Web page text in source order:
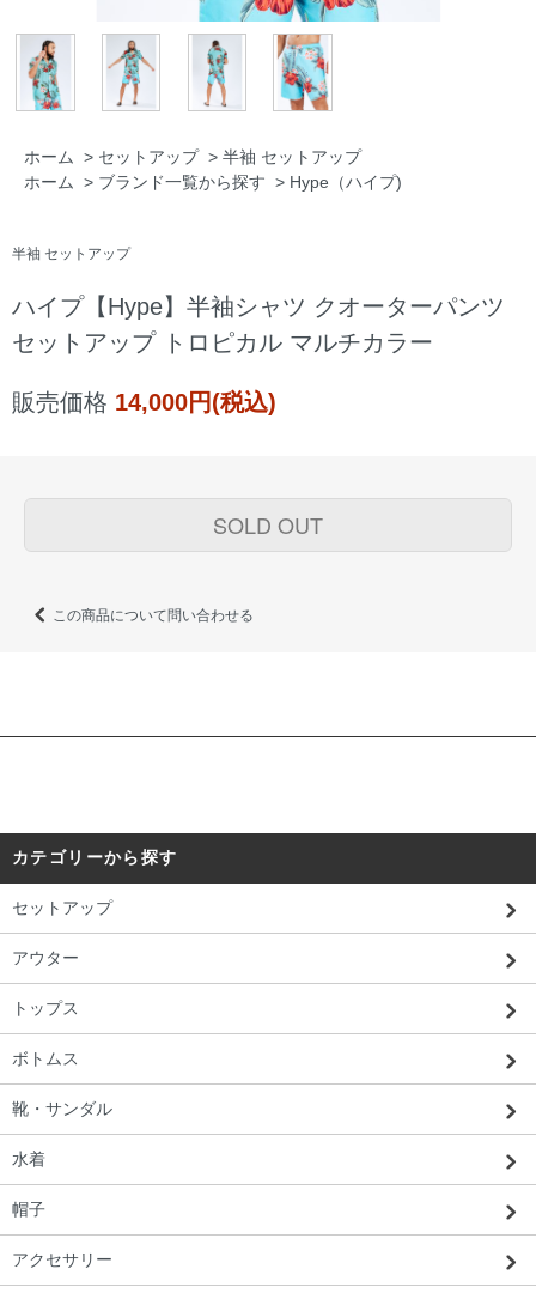
ホーム > セットアップ > 半袖 セットアップ
ホーム > ブランド一覧から探す > Hype（ハイプ)
半袖 セットアップ
ハイプ【Hype】半袖シャツ クオーターパンツ
セットアップ トロピカル マルチカラー
販売価格 14,000円(税込)
SOLD OUT
この商品について問い合わせる
カテゴリーから探す
セットアップ
アウター
トップス
ボトムス
靴・サンダル
水着
帽子
アクセサリー